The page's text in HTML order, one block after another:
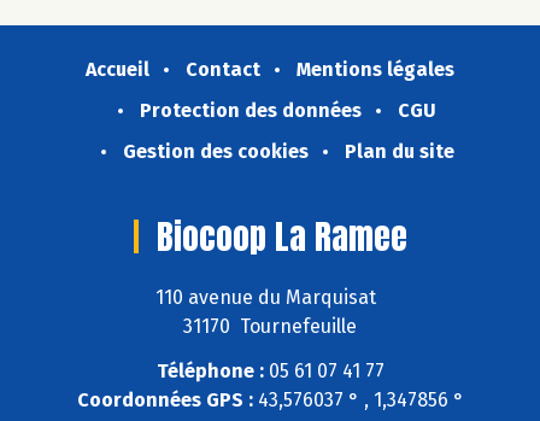
Accueil Contact
Mentions légales
Protection des données
CGU
Gestion des cookies
Plan du site
Biocoop La Ramee
110 avenue du Marquisat
31170 Tournefeuille
Téléphone :05 61 07 41 77
Coordonnées GPS :43,576037 ° , 1,347856 °